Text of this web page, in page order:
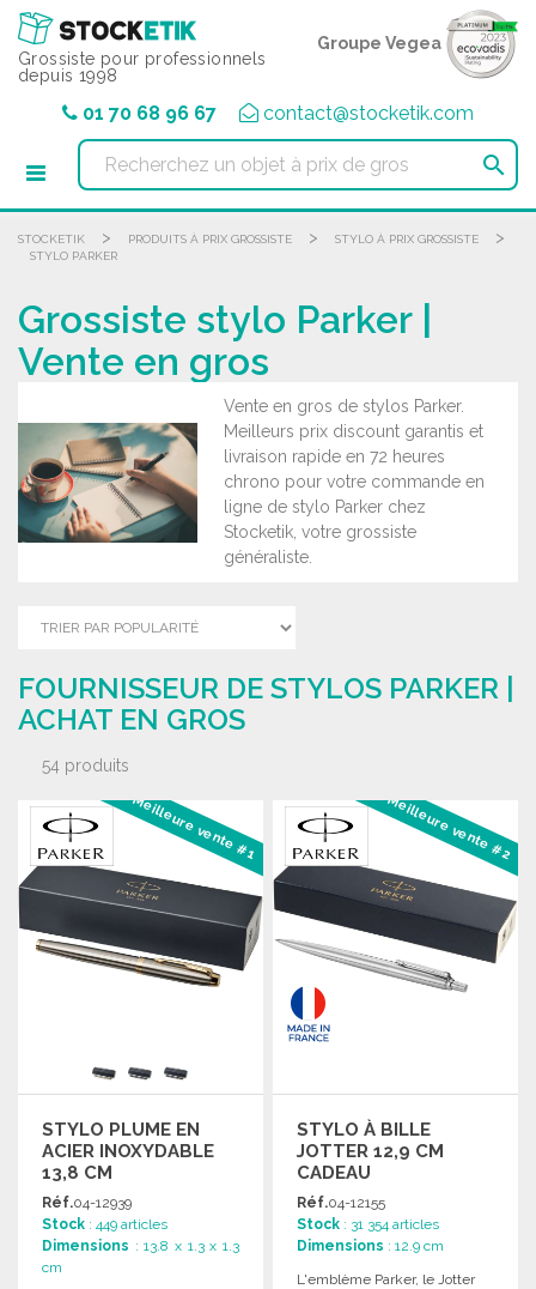
Grossiste pour professionnels
depuis 1998
Groupe Vegea
01 70 68 96 67 contact@stocketik.com

STOCKETIK > PRODUITS À PRIX GROSSISTE > STYLO À PRIX GROSSISTE >
STYLO PARKER
Grossiste stylo Parker |
Vente en gros
Vente en gros de stylos Parker.
Meilleurs prix discount garantis et
livraison rapide en 72 heures
chrono pour votre commande en
ligne de stylo Parker chez
Stocketik, votre grossiste
généraliste.
FOURNISSEUR DE STYLOS PARKER |
ACHAT EN GROS
54 produits
Meilleure vente #1
STYLO PLUME EN
ACIER INOXYDABLE
13,8 CM
Réf.04-12939
Stock : 449 articles
Dimensions : 13.8 x 1.3 x 1.3
cm
Meilleure vente #2
STYLO À BILLE
JOTTER 12,9 CM
CADEAU
Réf.04-12155
Stock : 31 354 articles
Dimensions : 12.9 cm
L'emblème Parker, le Jotter
Panneau de gestion des cookies